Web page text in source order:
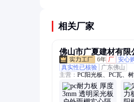
相关厂家
佛山市广夏建材有限
6年 厂 安心
真实性已核验
广东佛山
主营： PC阳光板、PC瓦、